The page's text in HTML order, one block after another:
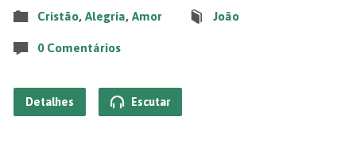
Cristão, Alegria, Amor João
0 Comentários
Detalhes Escutar